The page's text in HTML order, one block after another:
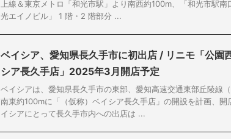
上線＆東京メトロ「和光市駅」より南西約100m、「和光市駅南
光エイノビル」 1 階・2 階部分 ...
ベイシア、愛知県長久手市に初出店 / リニモ「公園
シア長久手店」2025年3月開店予定
ベイシアは、愛知県長久手市の東部、愛知高速交通東部丘陵線
南東約100mに「（仮称）ベイシア長久手店」の開設を計画、
イシアにとって長久手市内への出店は ...